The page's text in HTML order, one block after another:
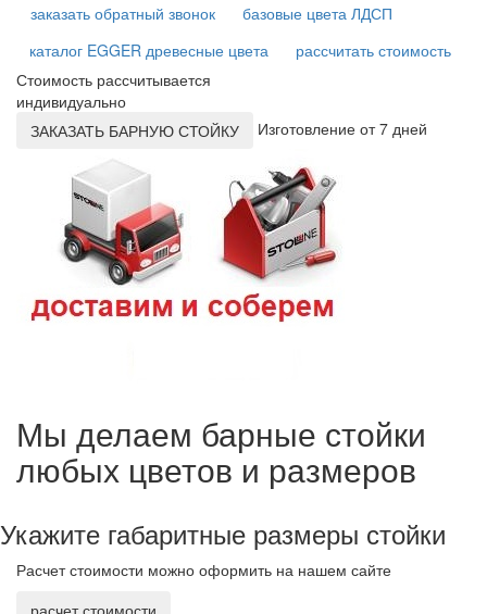
заказать обратный звонок
базовые цвета ЛДСП
каталог EGGER древесные цвета
рассчитать стоимость
Стоимость рассчитывается
индивидуально
ЗАКАЗАТЬ БАРНУЮ СТОЙКУ
Изготовление от 7 дней
Мы делаем барные стойки
любых цветов и размеров
Укажите габаритные размеры стойки
Расчет стоимости можно оформить на нашем сайте
расчет стоимости